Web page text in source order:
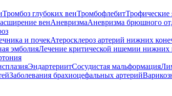
Тромбоз глубоких венТромбофлебитТрофические
венАневризмаАневризма брюшного
и почекАтеросклероз артерий нижних
эмболияЛечение критической ишемии нижних
ЭндартериитСосудистая мальформация
Заболевания брахиоцефальных артерий